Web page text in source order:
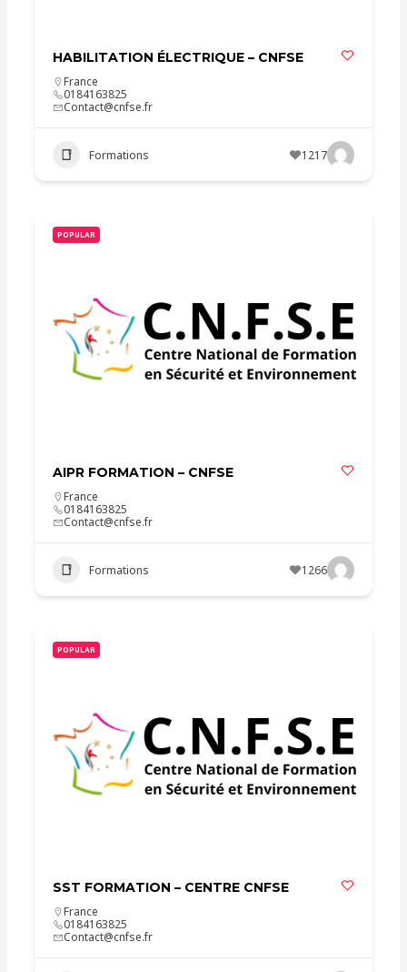
HABILITATION ÉLECTRIQUE – CNFSE
France
0184163825
Contact@cnfse.fr
Formations 1217
POPULAR
AIPR FORMATION – CNFSE
France
0184163825
Contact@cnfse.fr
Formations 1266
POPULAR
SST FORMATION – CENTRE CNFSE
France
0184163825
Contact@cnfse.fr